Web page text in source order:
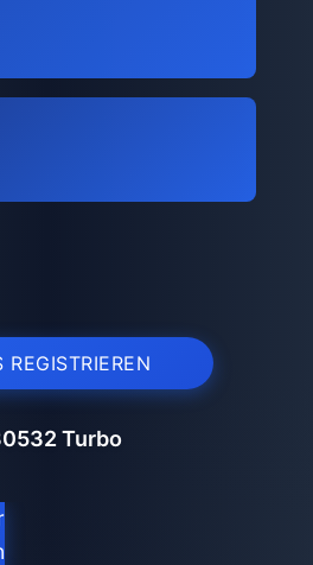
REGISTRIEREN
Turbo